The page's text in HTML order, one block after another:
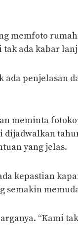
memfoto
ada kabar
ada penjelasan
meminta
yang jelas.
kepastian
semakin
“Kami